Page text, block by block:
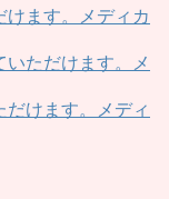
けます。メディカ
ただけます。メ
けます。メディ